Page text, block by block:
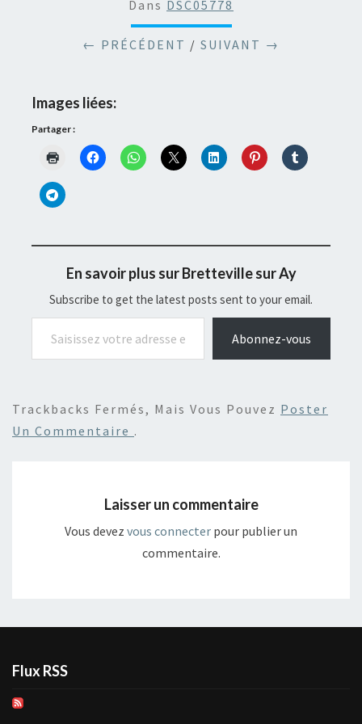
Dans DSC05778
← PRÉCÉDENT / SUIVANT →
Images liées:
Partager :
En savoir plus sur Bretteville sur Ay
Subscribe to get the latest posts sent to your email.
Saisissez votre adresse e-mail…
Abonnez-vous
Trackbacks Fermés, Mais Vous Pouvez Poster
Un Commentaire .
Laisser un commentaire
Vous devez vous connecter pour publier un
commentaire.
Flux RSS